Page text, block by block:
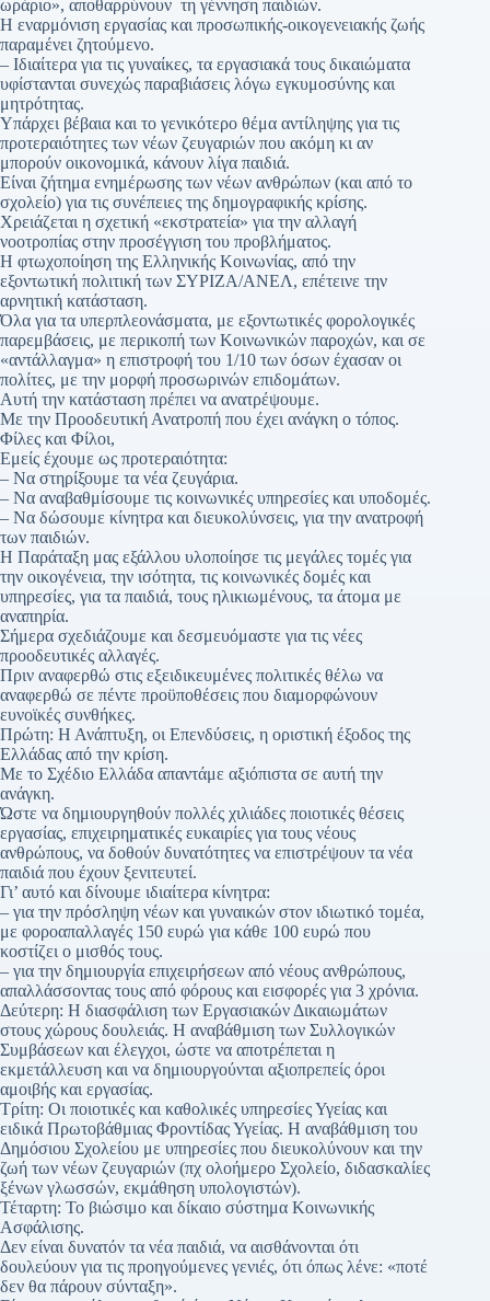
ωράριο», αποθαρρύνουν τη γέννηση παιδιών.
Η εναρμόνιση εργασίας και προσωπικής-οικογενειακής ζωής
παραμένει ζητούμενο.
– Ιδιαίτερα για τις γυναίκες, τα εργασιακά τους δικαιώματα
υφίστανται συνεχώς παραβιάσεις λόγω εγκυμοσύνης και
μητρότητας.
Υπάρχει βέβαια και το γενικότερο θέμα αντίληψης για τις
προτεραιότητες των νέων ζευγαριών που ακόμη κι αν
μπορούν οικονομικά, κάνουν λίγα παιδιά.
Είναι ζήτημα ενημέρωσης των νέων ανθρώπων (και από το
σχολείο) για τις συνέπειες της δημογραφικής κρίσης.
Χρειάζεται η σχετική «εκστρατεία» για την αλλαγή
νοοτροπίας στην προσέγγιση του προβλήματος.
Η φτωχοποίηση της Ελληνικής Κοινωνίας, από την
εξοντωτική πολιτική των ΣΥΡΙΖΑ/ΑΝΕΛ, επέτεινε την
αρνητική κατάσταση.
Όλα για τα υπερπλεονάσματα, με εξοντωτικές φορολογικές
παρεμβάσεις, με περικοπή των Κοινωνικών παροχών, και σε
«αντάλλαγμα» η επιστροφή του 1/10 των όσων έχασαν οι
πολίτες, με την μορφή προσωρινών επιδομάτων.
Αυτή την κατάσταση πρέπει να ανατρέψουμε.
Με την Προοδευτική Ανατροπή που έχει ανάγκη ο τόπος.
Φίλες και Φίλοι,
Εμείς έχουμε ως προτεραιότητα:
– Να στηρίξουμε τα νέα ζευγάρια.
– Να αναβαθμίσουμε τις κοινωνικές υπηρεσίες και υποδομές.
– Να δώσουμε κίνητρα και διευκολύνσεις, για την ανατροφή
των παιδιών.
Η Παράταξη μας εξάλλου υλοποίησε τις μεγάλες τομές για
την οικογένεια, την ισότητα, τις κοινωνικές δομές και
υπηρεσίες, για τα παιδιά, τους ηλικιωμένους, τα άτομα με
αναπηρία.
Σήμερα σχεδιάζουμε και δεσμευόμαστε για τις νέες
προοδευτικές αλλαγές.
Πριν αναφερθώ στις εξειδικευμένες πολιτικές θέλω να
αναφερθώ σε πέντε προϋποθέσεις που διαμορφώνουν
ευνοϊκές συνθήκες.
Πρώτη: Η Ανάπτυξη, οι Επενδύσεις, η οριστική έξοδος της
Ελλάδας από την κρίση.
Με το Σχέδιο Ελλάδα απαντάμε αξιόπιστα σε αυτή την
ανάγκη.
Ώστε να δημιουργηθούν πολλές χιλιάδες ποιοτικές θέσεις
εργασίας, επιχειρηματικές ευκαιρίες για τους νέους
ανθρώπους, να δοθούν δυνατότητες να επιστρέψουν τα νέα
παιδιά που έχουν ξενιτευτεί.
Γι’ αυτό και δίνουμε ιδιαίτερα κίνητρα:
– για την πρόσληψη νέων και γυναικών στον ιδιωτικό τομέα,
με φοροαπαλλαγές 150 ευρώ για κάθε 100 ευρώ που
κοστίζει ο μισθός τους.
– για την δημιουργία επιχειρήσεων από νέους ανθρώπους,
απαλλάσσοντας τους από φόρους και εισφορές για 3 χρόνια.
Δεύτερη: Η διασφάλιση των Εργασιακών Δικαιωμάτων
στους χώρους δουλειάς. Η αναβάθμιση των Συλλογικών
Συμβάσεων και έλεγχοι, ώστε να αποτρέπεται η
εκμετάλλευση και να δημιουργούνται αξιοπρεπείς όροι
αμοιβής και εργασίας.
Τρίτη: Οι ποιοτικές και καθολικές υπηρεσίες Υγείας και
ειδικά Πρωτοβάθμιας Φροντίδας Υγείας. Η αναβάθμιση του
Δημόσιου Σχολείου με υπηρεσίες που διευκολύνουν και την
ζωή των νέων ζευγαριών (πχ ολοήμερο Σχολείο, διδασκαλίες
ξένων γλωσσών, εκμάθηση υπολογιστών).
Τέταρτη: Το βιώσιμο και δίκαιο σύστημα Κοινωνικής
Ασφάλισης.
Δεν είναι δυνατόν τα νέα παιδιά, να αισθάνονται ότι
δουλεύουν για τις προηγούμενες γενιές, ότι όπως λένε: «ποτέ
δεν θα πάρουν σύνταξη».